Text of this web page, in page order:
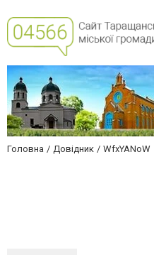
Головна Довідник WfxYANoW